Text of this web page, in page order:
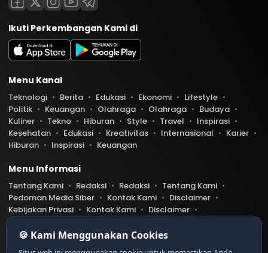
Ikuti Perkembangan Kami di
Menu Kanal
Teknologi Berita Edukasi Ekonomi
Lifestyle
Politik
Keuangan Olahraga Olahraga
Budaya
Kuliner
Tekno Hiburan Style Travel
Inspirasi
Kesehatan
Edukasi Kreativitas Internasional
Karier
Hiburan
Inspirasi Keuangan
Menu Informasi
Tentang Kami Redaksi Redaksi
Tentang Kami
Pedoman Media Siber
Kontak Kami
Disclaimer
Kebijakan Privasi
Kontak Kami
Disclaimer
Pedoman Media Siber
Belibis.com telah diverifikasi oleh Dewan Pers
🍪 Kami Menggunakan Cookies